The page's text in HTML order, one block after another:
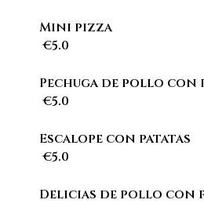
Mini pizza
€5.0
Pechuga de pollo con
€5.0
Escalope con patatas
€5.0
Delicias de pollo con